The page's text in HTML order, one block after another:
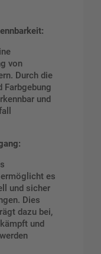
von
Durch die
Farbgebung
und
es
und sicher
Dies
dazu bei,
und